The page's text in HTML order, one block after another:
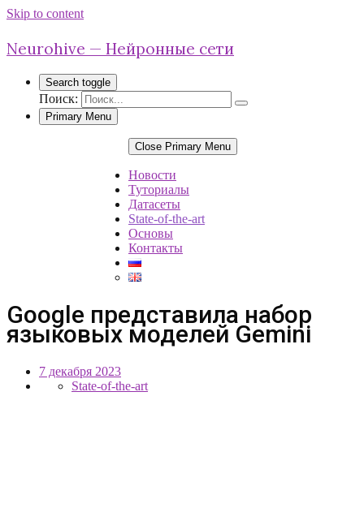
Skip to content
Neurohive — Нейронные сети
Search toggle
Поиск:
Primary Menu
Close Primary Menu
Новости
Туториалы
Датасеты
State-of-the-art
Основы
Контакты
Google представила набор
языковых моделей Gemini
7 декабря 2023
State-of-the-art